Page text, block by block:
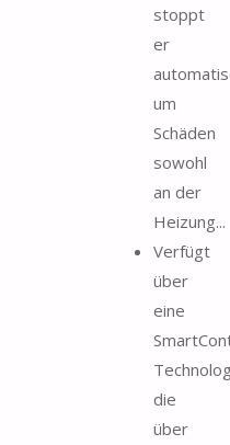
stoppt
er
um
Schäden
sowohl
an der
Heizung...
Verfügt
über
eine
die
über